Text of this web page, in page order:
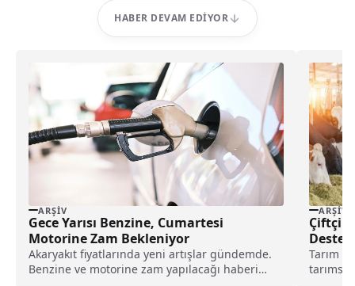
HABER DEVAM EDIYOR
ARŞIV
Gece Yarısı Benzine, Cumartesi
Motorine Zam Bekleniyor
Akaryakıt fiyatlarında yeni artışlar gündemde.
Benzine ve motorine zam yapılacağı haberi
ARŞIV
Destek
Tarım